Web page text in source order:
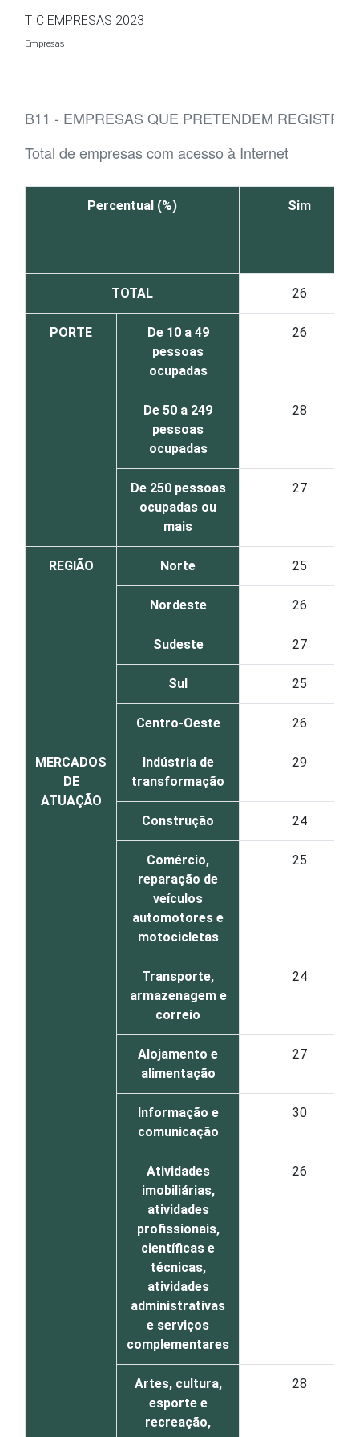
TIC EMPRESAS 2023
Empresas
B11 - EMPRESAS QUE PRETENDEM
Total de empresas com acesso à Internet
Percentual (%) Sim
TOTAL 26
PORTE
De 10 a 49
pessoas
ocupadas
26
De 50 a 249
pessoas
ocupadas
28
De 250 pessoas
ocupadas ou
mais
27
REGIÃO Norte 25
Nordeste 26
Sudeste 27
Sul 25
Centro-Oeste 26
MERCADOS
DE
ATUAÇÃO
Indústria de
transformação
29
Construção 24
Comércio,
reparação de
veículos
automotores e
motocicletas
25
Transporte,
armazenagem e
correio
24
Alojamento e
alimentação
27
Informação e
comunicação
30
Atividades
imobiliárias,
atividades
profissionais,
científicas e
técnicas,
atividades
administrativas
e serviços
complementares
26
Artes, cultura,
esporte e
recreação,
28